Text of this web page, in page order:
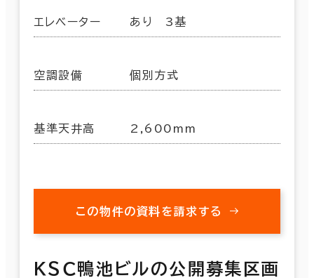
エレベーター あり 3基
空調設備 個別方式
基準天井高 2,600mm
この物件の資料を請求する
ＫＳＣ鴨池ビルの公開募集区画